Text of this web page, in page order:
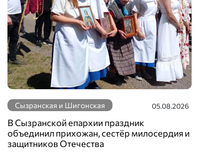
Сызранская и Шигонская 05.08.2026
В Сызранской епархии праздник
объединил прихожан, сестёр милосердия и
защитников Отечества